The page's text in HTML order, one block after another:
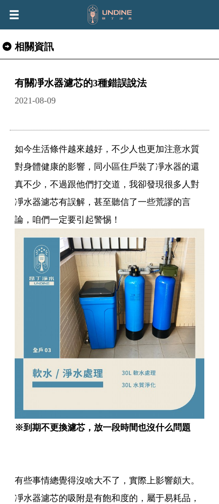
相關資訊
有關凈水器濾芯的3種錯誤說法
2021-08-09
如今生活條件越來越好，不少人也更加注意水質
對身體健康的影響，同小區住戶裝了凈水器的還
真不少，不過跟他們打交道，我卻發現很多人對
凈水器濾芯有誤解，甚至聽信了一些荒謬的言
論，咱們一定要引起警惕！
※到期不更換濾芯，放一段時間也沒什么問題
有些事情總覺得沒啥大不了，實際上影響頗大。
凈水器濾芯的吸附是有飽和度的，屬于易耗品，